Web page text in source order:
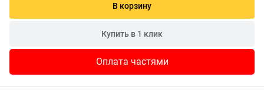
В корзину
Купить в 1 клик
Оплата частями